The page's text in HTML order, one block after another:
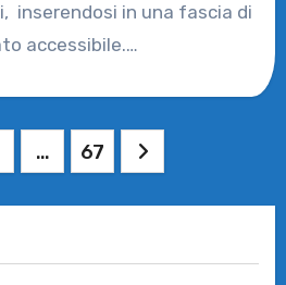
inserendosi in una fascia di
accessibile.…
… 67